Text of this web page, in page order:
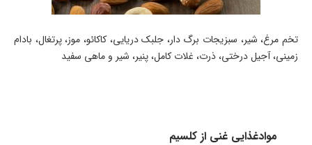
تخم مرغ، شیر، سبزیجات برگ دار، جلبک دریایی، کاکائو، موز، پرتغال، بادام
زمینی، آجیل درختی، ذرت، غلات کامل، پنیر، شیر و ماهی سفید
موادغذایی غنی از کلسیم